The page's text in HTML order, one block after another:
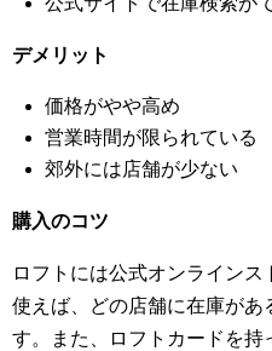
デメリット
価格がやや高め
営業時間が限られている
郊外には店舗が少ない
購入のコツ
ロフトには公式オンライン
使えば、どの店舗に在庫があ
す。また、ロフトカードを持